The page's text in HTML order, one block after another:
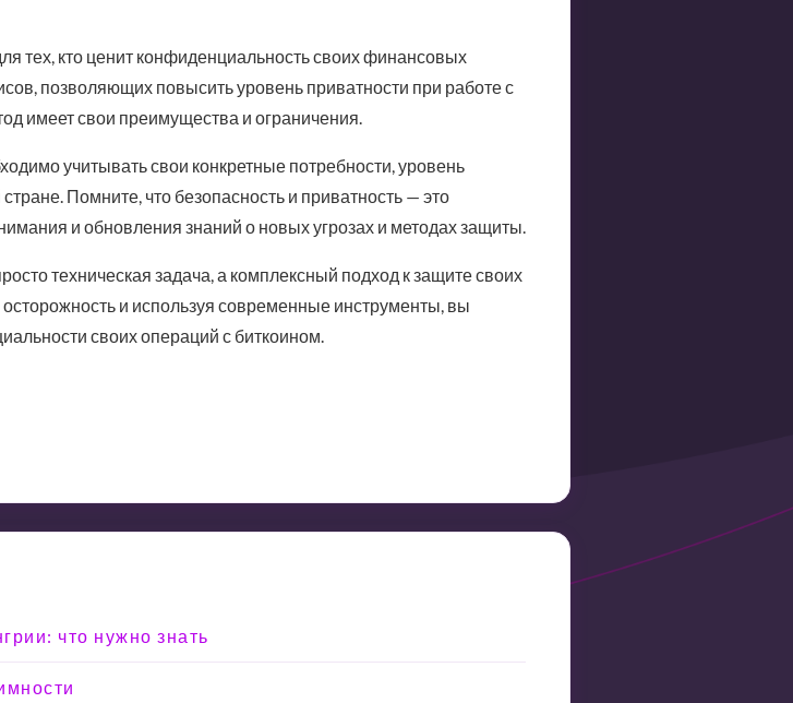
тех, кто ценит конфиденциальность своих финансовых
позволяющих повысить уровень приватности при работе с
имеет свои преимущества и ограничения.
учитывать свои конкретные потребности, уровень
Помните, что безопасность и приватность — это
и обновления знаний о новых угрозах и методах защиты.
техническая задача, а комплексный подход к защите своих
и используя современные инструменты, вы
своих операций с биткоином.
что нужно знать